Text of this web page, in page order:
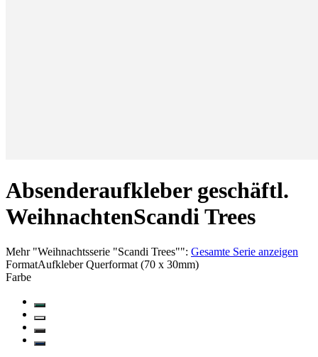
Absenderaufkleber geschäftl.
WeihnachtenScandi Trees
Mehr"Weihnachtsserie "Scandi Trees"": Gesamte Serie anzeigen
FormatAufkleber Querformat (70 x 30mm)
Farbe